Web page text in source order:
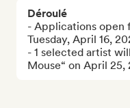
Déroulé
- Applications open
Tuesday, April 16,
- 1 selected artist
Mouse“ on April 25,